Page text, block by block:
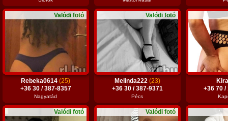
Valódi fotó
Rebeka0614(25)
+36 30 / 387-8357
Nagyatád
Valódi fotó
Melinda222 (23)
+36 30 / 387-9371
Pécs
+36 70 /
Valódi fotó Valódi fotó